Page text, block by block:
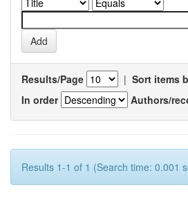
Results/Page | Sort items
In order
Authors/
Results 1-1 of 1 (Search time: 0.001